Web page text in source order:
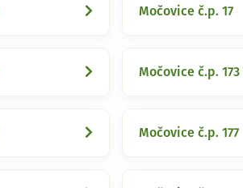
Močovice č.p. 17
Močovice č.p. 173
Močovice č.p. 177